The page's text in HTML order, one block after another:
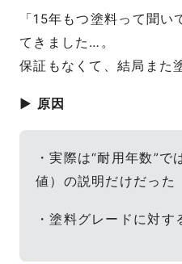
「15年もつ塗料って聞
てきました…。
保証もなくて、結局また
▶ 原因
・実際は“耐用年数”
値）の説明だけだった
・塗料グレードに対